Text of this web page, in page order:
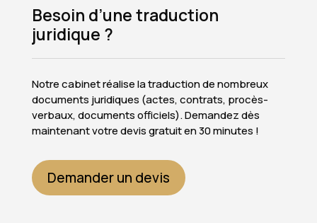
Besoin d’une traduction
juridique ?
Notre cabinet réalise la traduction de nombreux
documents juridiques (actes, contrats, procès-
verbaux, documents officiels). Demandez dès
maintenant votre devis gratuit en 30 minutes !
Demander un devis